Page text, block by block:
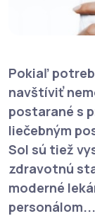
Pokiaľ
navštíviť
postarané s
liečebným
Sol sú tiež
zdravotnú
moderné
personálom...